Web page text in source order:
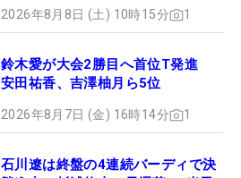
2026年8月8日 (土) 10時15分 1
鈴木愛が大会2勝目へ首位T発進
安田祐香、吉澤柚月ら5位
2026年8月7日 (金) 16時14分 1
石川遼は終盤の4連続バーディで決